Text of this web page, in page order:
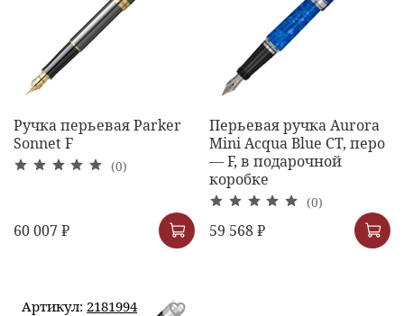
Ручка перьевая Parker
Sonnet F
(0)
60 007 ₽
Перьевая ручка Aurora
Mini Acqua Blue CT, перо
— F, в подарочной
коробке
(0)
59 568 ₽
Артикул: 2181994